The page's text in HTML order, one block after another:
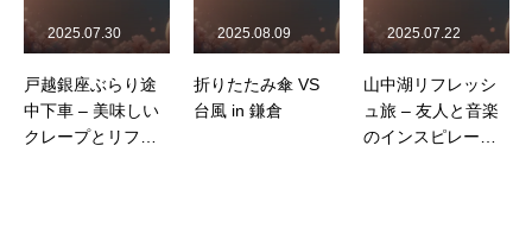
折りたたみ傘 VS
台風 in 鎌倉
2025.08.09
山中湖リフレッシ
ュ旅 – 友人と音楽
2025.07.22
フルートコンベン
ション in 神戸
2025
2025.09.07